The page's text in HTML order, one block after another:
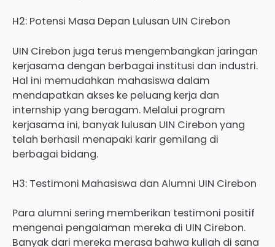
H2: Potensi Masa Depan Lulusan UIN Cirebon
UIN Cirebon juga terus mengembangkan jaringan
kerjasama dengan berbagai institusi dan industri.
Hal ini memudahkan mahasiswa dalam
mendapatkan akses ke peluang kerja dan
internship yang beragam. Melalui program
kerjasama ini, banyak lulusan UIN Cirebon yang
telah berhasil menapaki karir gemilang di
berbagai bidang.
H3: Testimoni Mahasiswa dan Alumni UIN Cirebon
Para alumni sering memberikan testimoni positif
mengenai pengalaman mereka di UIN Cirebon.
Banyak dari mereka merasa bahwa kuliah di sana